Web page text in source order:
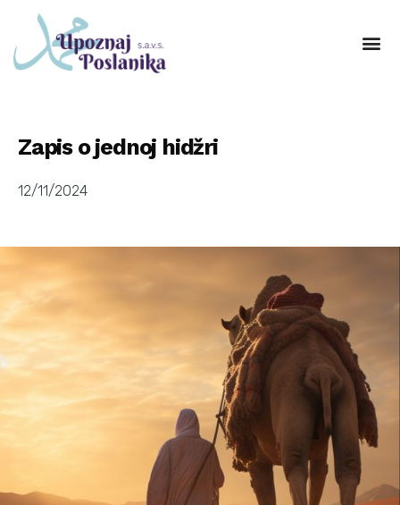
Zapis o jednoj hidžri
12/11/2024